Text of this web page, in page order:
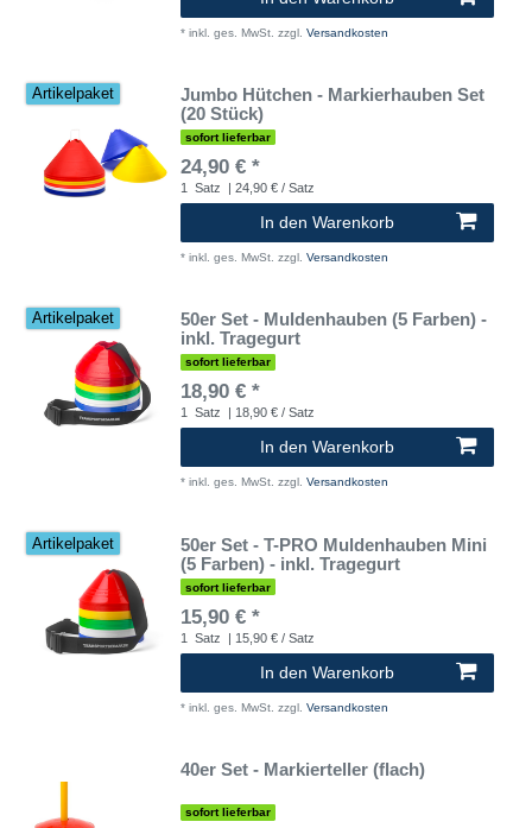
* inkl. ges. MwSt. zzgl. Versandkosten
Artikelpaket
Jumbo Hütchen - Markierhauben Set
(20 Stück)
sofort lieferbar
24,90 € *
1 Satz | 24,90 € / Satz
In den Warenkorb
* inkl. ges. MwSt. zzgl. Versandkosten
Artikelpaket
50er Set - Muldenhauben (5 Farben) -
inkl. Tragegurt
sofort lieferbar
18,90 € *
1 Satz | 18,90 € / Satz
In den Warenkorb
* inkl. ges. MwSt. zzgl. Versandkosten
Artikelpaket
50er Set - T-PRO Muldenhauben Mini
(5 Farben) - inkl. Tragegurt
sofort lieferbar
15,90 € *
1 Satz | 15,90 € / Satz
In den Warenkorb
* inkl. ges. MwSt. zzgl. Versandkosten
40er Set - Markierteller (flach)
sofort lieferbar